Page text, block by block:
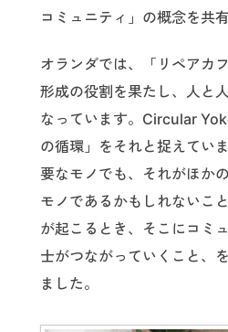
コミュニティ」の概念を共
オランダでは、「リペアカ
形成の役割を果たし、人と
なっています。Circular
の循環」をそれと捉えてい
要なモノでも、それがほか
モノであるかもしれないこ
が起こるとき、そこにコミ
士がつながっていくこと、
ました。